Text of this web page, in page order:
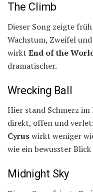
The Climb
Dieser Song zeigte
Wachstum, Zweifel
wirkt End of the
dramatischer.
Wrecking Ball
Hier stand Schmerz
direkt, offen und
Cyruswirkt weniger
wie ein bewusster
Midnight Sky